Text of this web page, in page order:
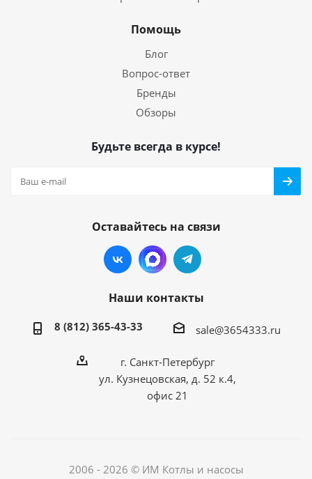
Помощь
Блог
Вопрос-ответ
Бренды
Обзоры
Будьте всегда в курсе!
Оставайтесь на связи
Наши контакты
8 (812) 365-43-33 sale@3654333.ru
г. Санкт-Петербург
ул. Кузнецовская, д. 52 к.4,
офис 21
2006 - 2026 © ИМ Котлы и насосы